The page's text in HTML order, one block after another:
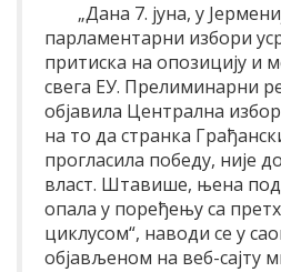
„Дана 7. јуна, у
парламентарни избори
притиска на опозицију и
свега ЕУ. Прелиминарни
објавила Централна
на то да странка
прогласила победу, није
власт. Штавише, њена
опала у поређењу са
циклусом“, наводи се у
објављеном на веб-сајту